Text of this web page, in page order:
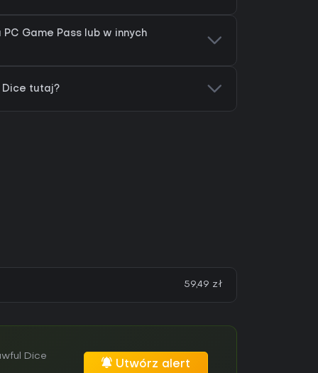
Game Pass lub w innych
Dice tutaj?
59,49 zł
Dice
Utwórz alert